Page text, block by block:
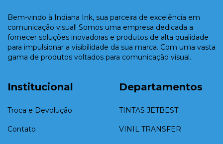
Bem-vindo à Indiana Ink, sua parceira de excelência em
comunicação visual! Somos uma empresa dedicada a
fornecer soluções inovadoras e produtos de alta qualidade
para impulsionar a visibilidade da sua marca. Com uma vasta
gama de produtos voltados para comunicação visual.
Institucional
Troca e Devolução
Contato
Departamentos
TINTAS JETBEST
VINIL TRANSFER